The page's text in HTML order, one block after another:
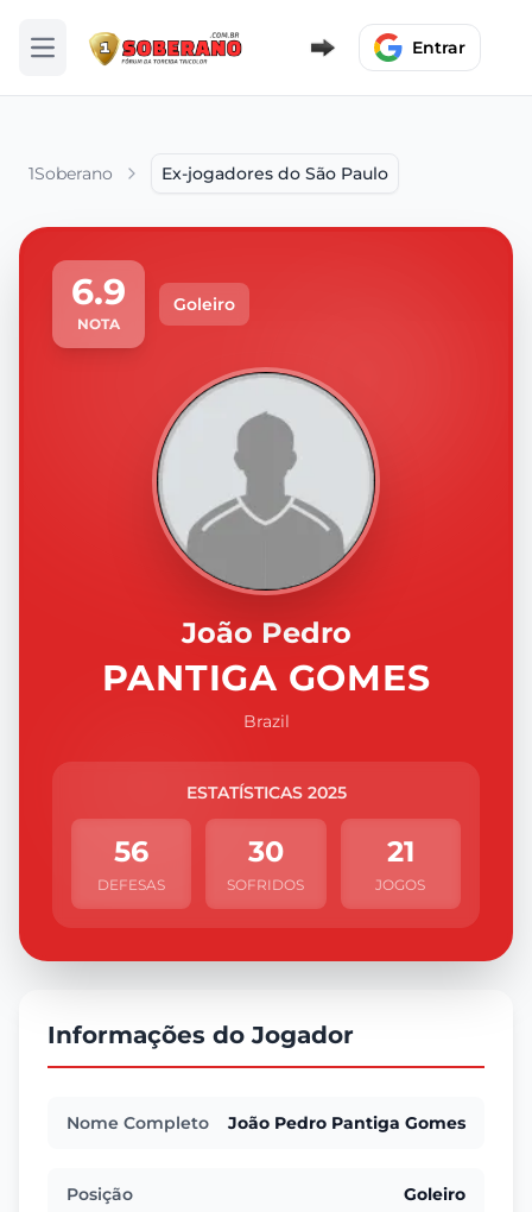
Abrir menu Entrar
1Soberano Ex-jogadores do São Paulo
6.9
NOTA
Goleiro
João Pedro
PANTIGA GOMES
Brazil
ESTATÍSTICAS 2025
56
DEFESAS
30
SOFRIDOS
21
JOGOS
Informações do Jogador
Nome Completo João Pedro Pantiga Gomes
Posição Goleiro